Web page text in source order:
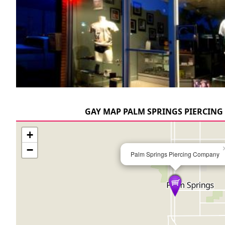
GAY MAP PALM SPRINGS
Palm Springs Piercing Company
+
−